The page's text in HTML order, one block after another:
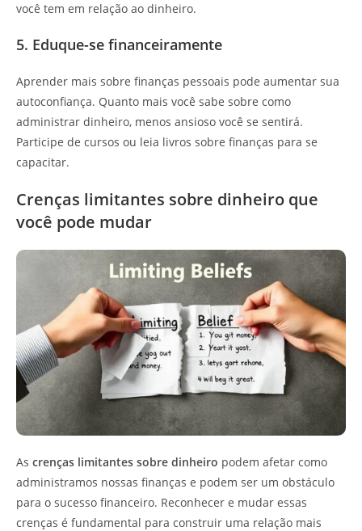
você tem em relação ao dinheiro.
5. Eduque-se financeiramente
Aprender mais sobre finanças pessoais pode aumentar sua
autoconfiança. Quanto mais você sabe sobre como
administrar dinheiro, menos ansioso você se sentirá.
Participe de cursos ou leia livros sobre finanças para se
capacitar.
Crenças limitantes sobre dinheiro que
você pode mudar
As crenças limitantes sobre dinheiro podem afetar como
administramos nossas finanças e podem ser um obstáculo
para o sucesso financeiro. Reconhecer e mudar essas
crenças é fundamental para construir uma relação mais